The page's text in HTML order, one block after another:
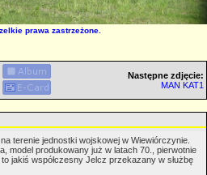
prawa zastrzeżone.
Następne zdjęcie:
MAN KAT1
terenie jednostki wojskowej w Wiewiórczynie.
model produkowany już w latach 70., pierwotnie
jakiś współczesny Jelcz przekazany w służbę